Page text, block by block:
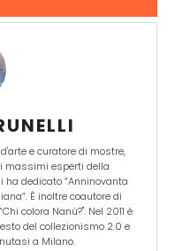
e curatore di mostre,
i massimi esperti della
dedicato “Anninovanta
È inoltre coautore di
colora Nanù?". Nel 2011 è
del collezionismo 2.0 e
a Milano.